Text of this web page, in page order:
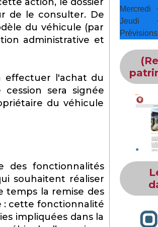
action, le dossier
de le consulter. De
du véhicule (par
administrative et
effectuer l'achat du
sera signée
du véhicule
des fonctionnalités
souhaitent réaliser
temps la remise des
: cette fonctionnalité
impliquées dans la
Mercredi
Jeudi